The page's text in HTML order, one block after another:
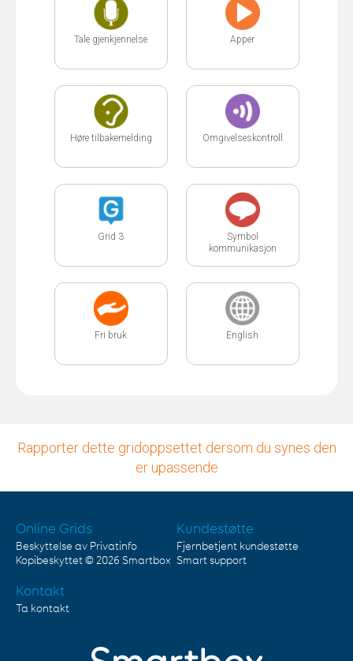
Tale gjenkjennelse Apper
Høre tilbakemelding Omgivelseskontroll
Grid 3
Symbol
kommunikasjon
Fri bruk English
Rapporter dette gridoppsettet dersom du synes den
er upassende
Online Grids
Beskyttelse av Privatinfo
Kopibeskyttet © 2026 Smartbox
Kundestøtte
Fjernbetjent kundestøtte
Smart support
Kontakt
Ta kontakt